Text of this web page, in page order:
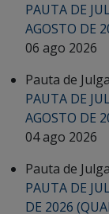
PAUTA DE
AGOSTO DE
06 ago 2026
Pauta de
PAUTA DE
AGOSTO DE
04 ago 2026
Pauta de
PAUTA DE
DE 2026